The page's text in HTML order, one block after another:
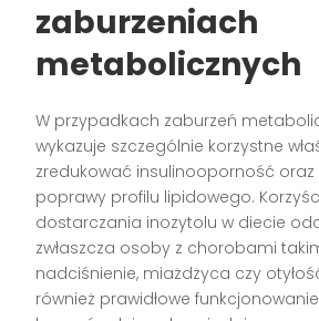
zaburzeniach
metabolicznych
W przypadkach zaburzeń
wykazuje szczególnie korzystne
zredukować insulinooporność
poprawy profilu lipidowego.
dostarczania inozytolu w diecie
zwłaszcza osoby z chorobami
nadciśnienie, miażdżyca czy
również prawidłowe